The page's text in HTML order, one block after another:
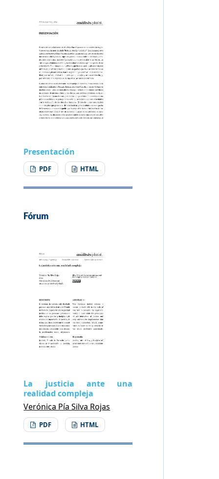
Presentación
PDF HTML
Fórum
La justicia ante una
realidad compleja
Verónica Pía Silva Rojas
PDF HTML